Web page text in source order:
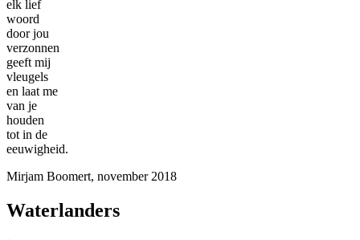
elk lief
woord
door jou
verzonnen
geeft mij
vleugels
en laat me
van je
houden
tot in de
eeuwigheid.
Mirjam Boomert, november 2018
Waterlanders